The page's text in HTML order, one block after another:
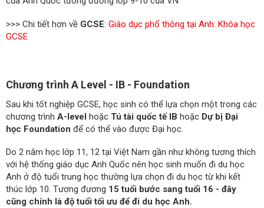
>>> Chi tiết hơn về GCSE: Giáo dục phổ thông tại Anh: Khóa học
GCSE
Chương trình A Level - IB - Foundation
Sau khi tốt nghiệp GCSE, học sinh có thể lựa chọn một trong các
chương trình A-level hoặc Tú tài quốc tế IB hoặc Dự bị Đại
học Foundation để có thể vào được Đại học.
Do 2 năm học lớp 11, 12 tại Việt Nam gần như không tương thích
với hệ thống giáo dục Anh Quốc nên học sinh muốn đi du học
Anh ở độ tuổi trung học thường lựa chọn đi du học từ khi kết
thúc lớp 10. Tương đương 15 tuổi bước sang tuổi 16 - đây
cũng chính là độ tuổi tối ưu để đi du học Anh.